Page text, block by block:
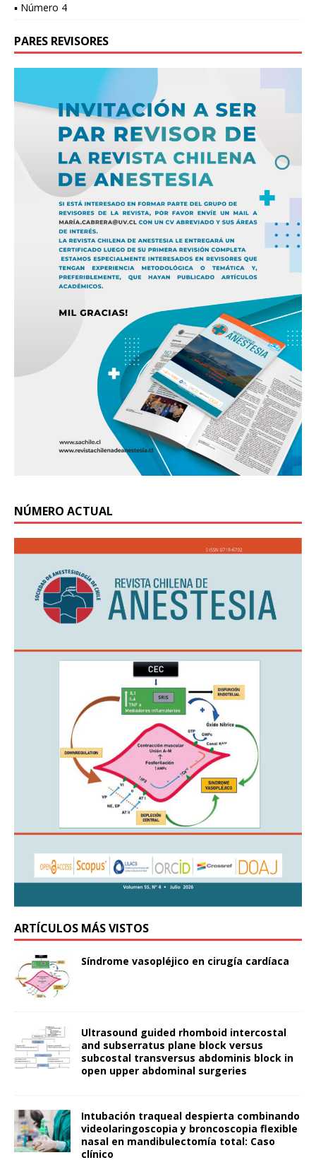
▪ Número 4
PARES REVISORES
NÚMERO ACTUAL
ARTÍCULOS MÁS VISTOS
Síndrome vasopléjico en cirugía cardíaca
Ultrasound guided rhomboid intercostal
and subserratus plane block versus
subcostal transversus abdominis block in
open upper abdominal surgeries
Intubación traqueal despierta combinando
videolaringoscopia y broncoscopia flexible
nasal en mandibulectomía total: Caso
clínico